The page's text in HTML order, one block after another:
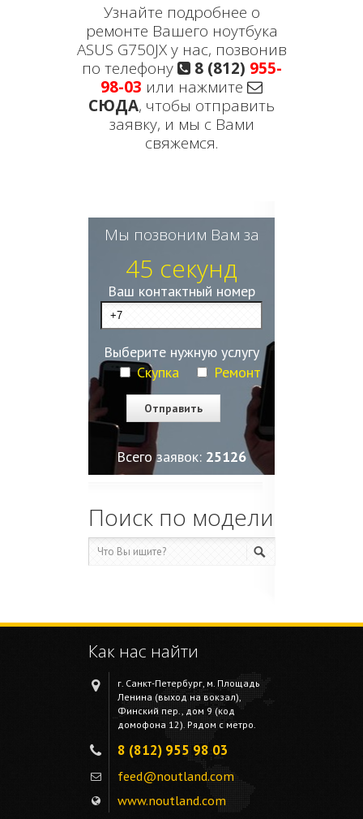
Узнайте подробнее о
ремонте Вашего ноутбука
ASUS G750JX у нас, позвонив
по телефону
8 (812) 955-
98-03 или нажмите
СЮДА, чтобы отправить
заявку, и мы с Вами
свяжемся.
Мы позвоним Вам за
45 секунд
Ваш контактный номер
Выберите нужную услугу
Скупка
Ремонт
Всего заявок: 25130
Поиск по модели
Как нас найти
г. Санкт-Петербург, м. Площадь
Ленина (выход на вокзал),
Финский пер., дом 9 (код
домофона 12). Рядом с метро.
8 (812) 955 98 03
feed@noutland.com
www.noutland.com